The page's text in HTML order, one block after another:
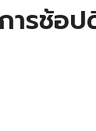
รช้อ